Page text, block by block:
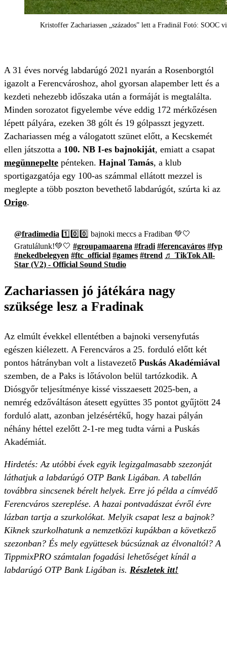
Kristoffer Zachariassen „százados” lett a Fradinál Fotó: SOOC
A 31 éves norvég labdarúgó 2021 nyarán a Rosenborgtól
igazolt a Ferencvároshoz, ahol gyorsan alapember lett és a
kezdeti nehezebb időszaka után a formáját is megtalálta.
Minden sorozatot figyelembe véve eddig 172 mérkőzésen
lépett pályára, ezeken 38 gólt és 19 gólpasszt jegyzett.
Zachariassen még a válogatott szünet előtt, a Kecskemét
ellen játszotta a 100. NB I-es bajnokiját, emiatt a csapat
megünnepelte pénteken. Hajnal Tamás, a klub
sportigazgatója egy 100-as számmal ellátott mezzel is
meglepte a több poszton bevethető labdarúgót, szúrta ki az
Origo.
@fradimedia 1️⃣0️⃣0️⃣ bajnoki meccs a Fradiban 💚🤍
Gratulálunk!💚🤍 #groupamaarena #fradi #ferencaváros #fyp
#nekedbelegyen #ftc_official #games #trend ♬ TikTok All-
Star (V2) - Official Sound Studio
Zachariassen jó játékára nagy
szüksége lesz a Fradinak
Az elmúlt évekkel ellentétben a bajnoki versenyfutás
egészen kiélezett. A Ferencváros a 25. forduló előtt két
pontos hátrányban volt a listavezető Puskás Akadémiával
szemben, de a Paks is lőtávolon belül tartózkodik. A
Diósgyőr teljesítménye kissé visszaesett 2025-ben, a
nemrég edzőváltáson átesett együttes 35 pontot gyűjtött 24
forduló alatt, azonban jelzésértékű, hogy hazai pályán
néhány héttel ezelőtt 2-1-re meg tudta várni a Puskás
Akadémiát.
Hirdetés: Az utóbbi évek egyik legizgalmasabb szezonját
láthatjuk a labdarúgó OTP Bank Ligában. A tabellán
továbbra sincsenek bérelt helyek. Erre jó példa a címvédő
Ferencváros szereplése. A hazai pontvadászat évről évre
lázban tartja a szurkolókat. Melyik csapat lesz a bajnok?
Kiknek szurkolhatunk a nemzetközi kupákban a következő
szezonban? És mely együttesek búcsúznak az élvonaltól? A
TippmixPRO számtalan fogadási lehetőséget kínál a
labdarúgó OTP Bank Ligában is. Részletek itt!